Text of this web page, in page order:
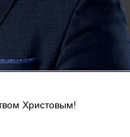
Христовым!